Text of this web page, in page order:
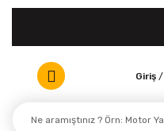
Giriş /